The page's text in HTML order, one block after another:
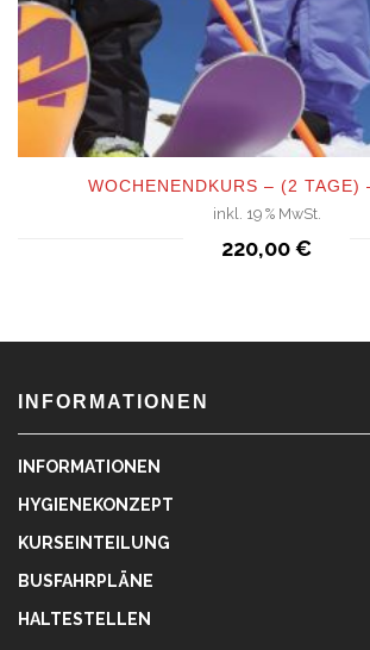
QUICKVIEW
WOCHENENDKURS – (2 TAGE)
inkl. 19 % MwSt.
220,00€
INFORMATIONEN
INFORMATIONEN
HYGIENEKONZEPT
KURSEINTEILUNG
BUSFAHRPLÄNE
HALTESTELLEN